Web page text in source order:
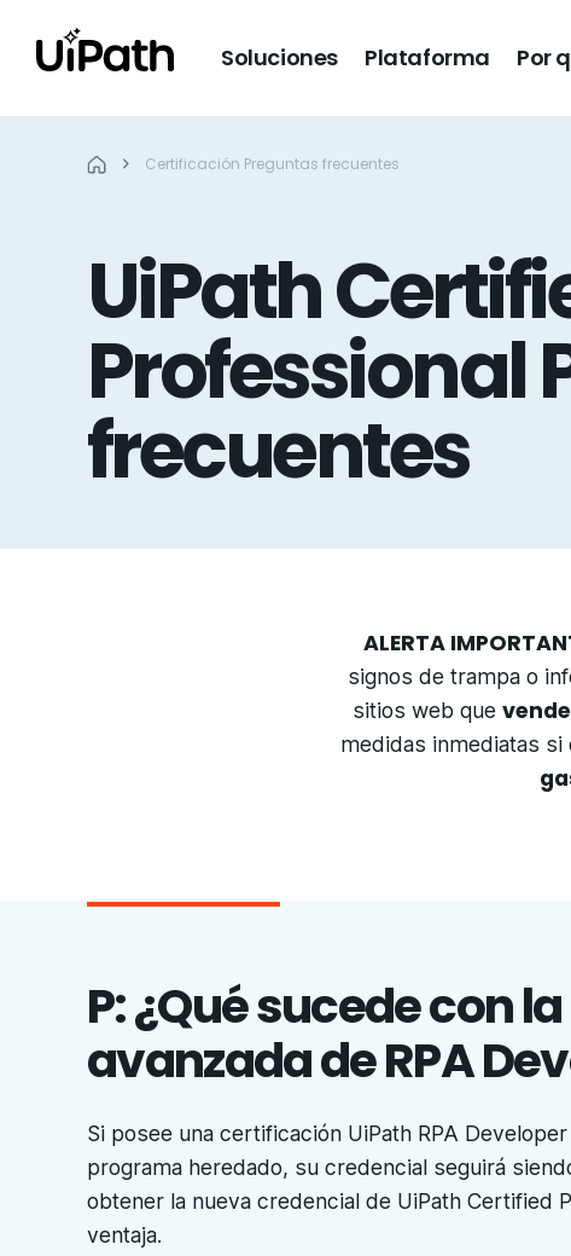
Soluciones Plataforma Por
Certificación Preguntas frecuentes
UiPath
Professional
frecuentes
ALERTA
signos de trampa o
sitios web que
medidas inmediatas
P: ¿Qué sucede con
avanzada de RPA
Si posee una certificación UiPath RPA
programa heredado, su credencial seguirá
obtener la nueva credencial de UiPath Certified
ventaja.